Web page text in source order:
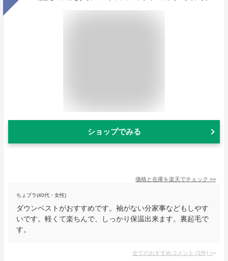
ショップでみる
価格と在庫を楽天でチェック >>
ちょプラ(40代・女性)
ダウンベストがおすすめです。袖がない分家事などもしやす
いです。軽くて楽ちんで、しっかり保温出来ます。裏起毛で
す。
全てのおすすめコメント (1件) >